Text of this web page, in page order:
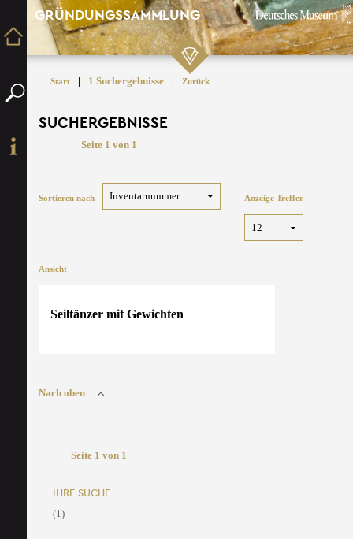
GRÜNDUNGSSAMMLUNG
Start | 1 Suchergebnisse | Zurück
SUCHERGEBNISSE
Seite 1 von 1
Sortieren nach Anzeige Treffer
Ansicht
Seiltänzer mit Gewichten
Nach oben
Seite 1 von 1
IHRE SUCHE
(1)